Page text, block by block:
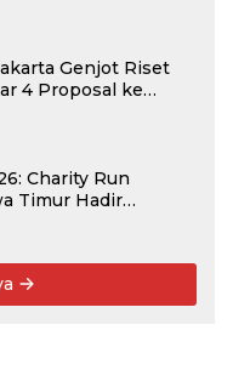
Genjot Riset
4 Proposal ke
Charity Run
Timur Hadir